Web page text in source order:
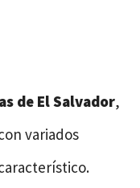
de El Salvador,
variados